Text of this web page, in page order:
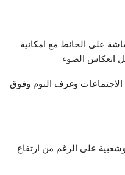
على الحائط مع امكانية
انعكاس الضوء
الاجتماعات وغرف النوم وفوق
وشعبية على الرغم من ارتفاع